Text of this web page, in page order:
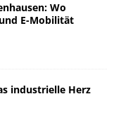
Wo
E-Mobilität
industrielle Herz